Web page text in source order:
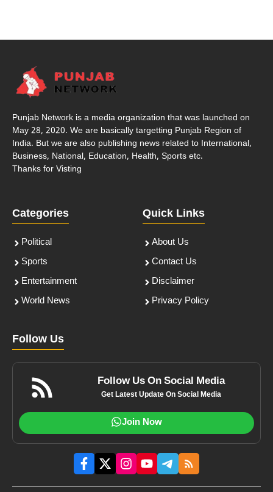
Punjab Network is a media organization that was launched on
May 28, 2020. We are basically targetting Punjab Region of
India. But we are also publishing news related to International,
Business, National, Education, Health, Sports etc.
Thanks for Visting
Categories
Political
Sports
Entertainment
World News
Quick Links
About Us
Contact Us
Disclaimer
Privacy Policy
Follow Us
Follow Us On Social Media
Get Latest Update On Social Media
Join Now